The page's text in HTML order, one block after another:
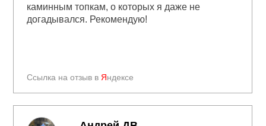
Ссылка на отзыв в Яндексе
каминным топкам, о которых я даже не
догадывался. Рекомендую!